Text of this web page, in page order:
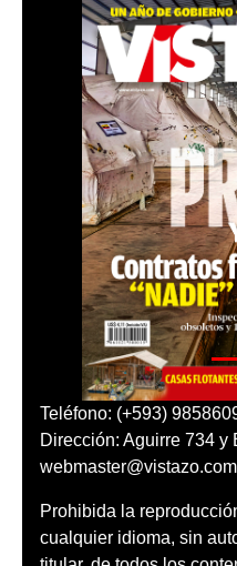
Teléfono: (+593)
Dirección: Aguirre 734 y
webmaster@vistazo.com
Prohibida la
cualquier idioma, sin